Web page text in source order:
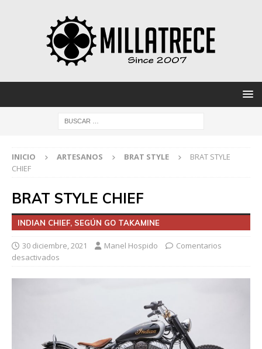
INICIO ARTESANOS BRAT STYLE
BRAT STYLE
CHIEF
BRAT STYLE CHIEF
INDIAN CHIEF, SEGÚN GO TAKAMINE
30 diciembre, 2021 Manel Hospido
Comentarios
desactivados